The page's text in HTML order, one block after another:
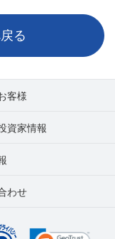
る
客様
資家情報
わせ